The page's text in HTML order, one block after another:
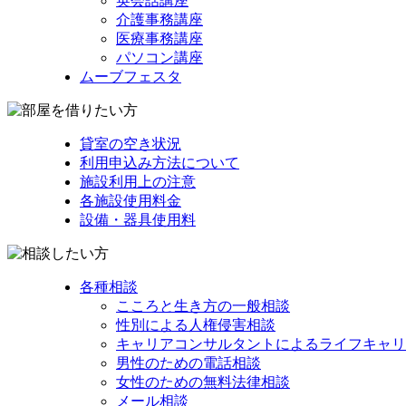
介護事務講座
医療事務講座
パソコン講座
ムーブフェスタ
貸室の空き状況
利用申込み方法について
施設利用上の注意
各施設使用料金
設備・器具使用料
各種相談
こころと生き方の一般相談
性別による人権侵害相談
キャリアコンサルタントによるライフキャ
男性のための電話相談
女性のための無料法律相談
メール相談